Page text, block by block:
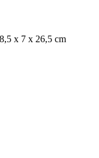
x 7 x 26,5 cm